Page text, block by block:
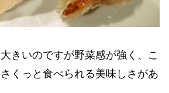
きいのですが野菜感が強く、こ
くっと食べられる美味しさがあ